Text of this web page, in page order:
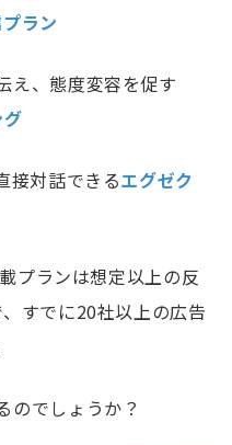
ラン
え、態度変容を促す
接対話できるエグゼク
プランは想定以上の反
すでに20社以上の広告
のでしょうか？